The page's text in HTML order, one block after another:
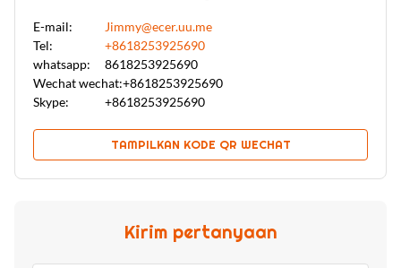
E-mail:
Jimmy@ecer.uu.me
Tel:
+8618253925690
whatsapp:
8618253925690
Wechat wechat:+8618253925690
Skype:
+8618253925690
TAMPILKAN KODE QR WECHAT
Kirim pertanyaan